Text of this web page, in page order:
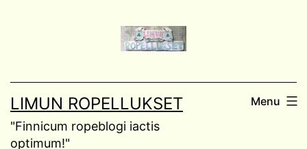
LIMUN ROPELLUKSET
"Finnicum ropeblogi iactis
optimum!"
Menu